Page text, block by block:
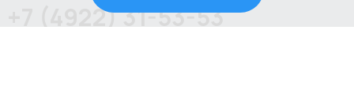
+7 (4922) 31-53-53